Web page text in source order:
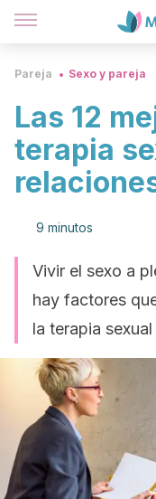
Pareja Sexo y pareja
Las 12
terapia
9 minutos
Vivir el sexo a
hay factores
la terapia